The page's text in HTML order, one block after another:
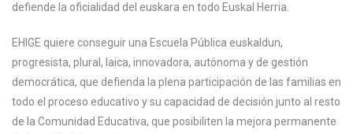
defiende la oficialidad del euskara en todo Euskal Herria.
EHIGE quiere conseguir una Escuela Pública euskaldun,
progresista, plural, laica, innovadora, autónoma y de gestión
democrática, que defienda la plena participación de las familias en
todo el proceso educativo y su capacidad de decisión junto al resto
de la Comunidad Educativa, que posibiliten la mejora permanente